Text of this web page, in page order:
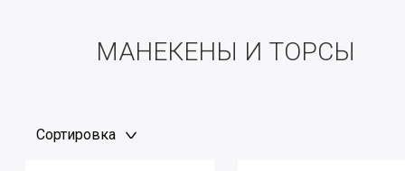
МАНЕКЕНЫ И ТОРСЫ
Сортировка